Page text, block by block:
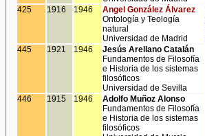
425
1916 1946
Angel González Álvarez
Ontología y Teología
natural
Universidad de Madrid
445 1921 1946
Jesús Arellano Catalán
Fundamentos de Filosofía
e Historia de los sistemas
filosóficos
Universidad de Sevilla
446
1915 1946
Adolfo Muñoz Alonso
Fundamentos de Filosofía
e Historia de los sistemas
filosóficos